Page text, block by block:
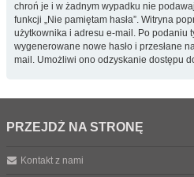
chroń je i w żadnym wypadku nie podawaj
funkcji „Nie pamiętam hasła”. Witryna
użytkownika i adresu e-mail. Po podaniu
wygenerowane nowe hasło i przesłane
mail. Umożliwi ono odzyskanie dostępu
PRZEJDŹ NA STRONĘ
Kontakt z nami